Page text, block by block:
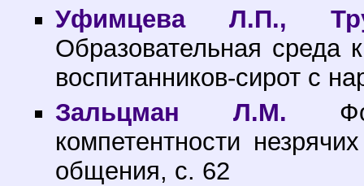
Уфимцева Л.П.,
Образовательная среда
воспитанников-сирот с
Зальцман Л.М.
компетентности
общения, с. 62